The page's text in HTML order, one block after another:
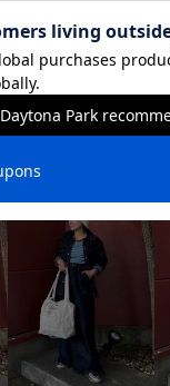
ベストのスタイリング